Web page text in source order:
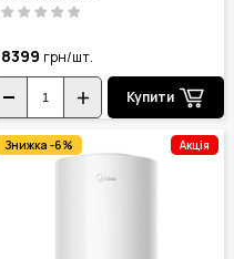
8399 грн/шт.
Купити
Акція
Знижка -6%